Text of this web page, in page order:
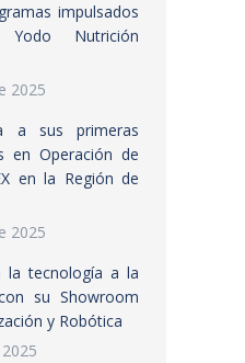
impulsados
Nutrición
2025
a sus primeras
en Operación de
en la Región de
2025
la tecnología a la
su Showroom
y Robótica